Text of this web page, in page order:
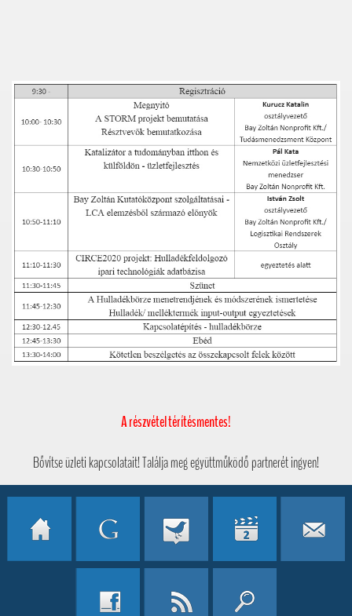
A részvétel térítésmentes!
Bővítse üzleti kapcsolatait! Találja meg együttműködő partnerét ingyen!